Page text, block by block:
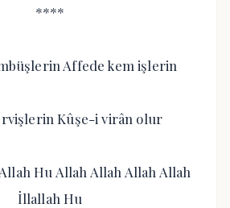
****
Affede kem işlerin
Kûşe-i virân olur
Hu Allah Allah Allah Allah
İllallah Hu